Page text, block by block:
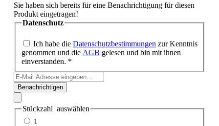
Sie haben sich bereits für eine Benachrichtigung für diesen
Produkt eingetragen!
Datenschutz
Ich habe die Datenschutzbestimmungen zur Kenntnis
genommen und die AGB gelesen und bin mit ihnen
einverstanden. *
Benachrichtigen
Stückzahl auswählen
1